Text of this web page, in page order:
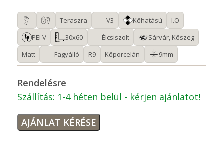
Teraszra V3 Kőhatású
I.O
PEI V
30x60 Élcsiszolt
Sárvár, Kőszeg
Matt
Fagyálló R9 Kőporcelán 9mm
Rendelésre
Szállítás: 1-4 héten belül - kérjen ajánlatot!
AJÁNLAT KÉRÉSE